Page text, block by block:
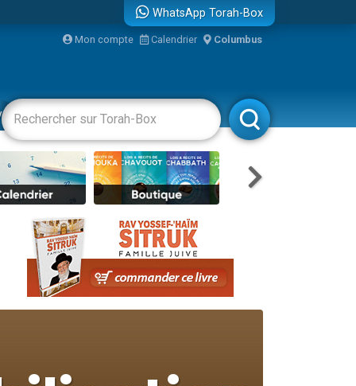
WhatsApp Torah-Box
Mon compte Calendrier Columbus
Livres Rabbanim